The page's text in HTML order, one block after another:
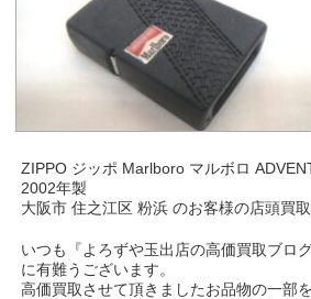
ZIPPO ジッポ Marlboro マルボロ
2002年製
大阪市 住之江区 粉浜 のお客様の店頭買取
いつも『よろずや玉出店の高価買取ブロ
に有難うございます。
高価買取させて頂きましたお品物の一部